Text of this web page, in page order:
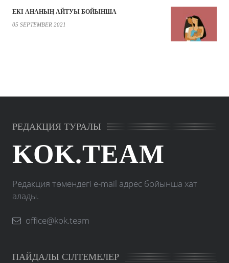
ЕКІ АНАНЫҢ АЙТУЫ БОЙЫНША
05 SEPTEMBER 2021
РЕДАКЦИЯ ТУРАЛЫ
KOK.TEAM
Редакция төмендегі e-mail адрес бойынша хат
алады.
office@kok.team
ПАЙДАЛЫ СІЛТЕМЕЛЕР